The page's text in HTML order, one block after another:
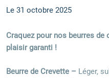
Le 31 octobre 2025
Craquez pour nos beurres
plaisir garanti !
Beurre de Crevette – Léger,